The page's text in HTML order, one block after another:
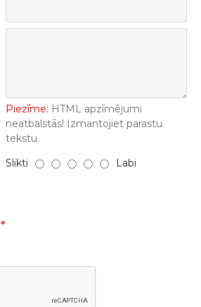
Piezīme: HTML apzīmējumi
neatbalstās! Izmantojiet parastu
tekstu.
Slikti Labi